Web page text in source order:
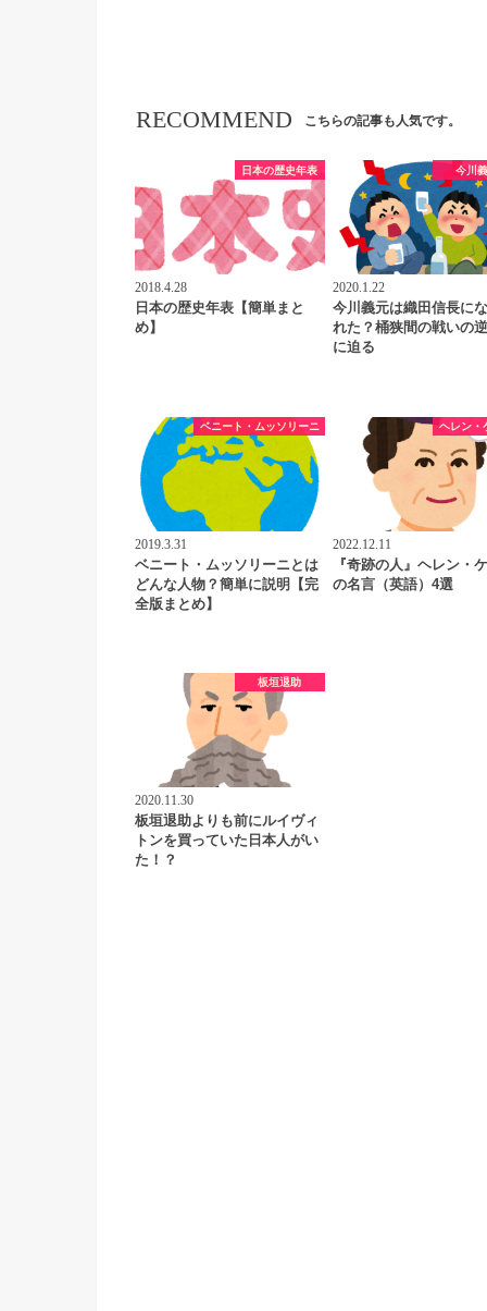
RECOMMEND こちらの記事も人気です。
日本の歴史年表
2018.4.28
日本の歴史年表【簡単まと
め】
今川
2020.1.22
今川義元は織田信長に
れた？桶狭間の戦いの
に迫る
ベニート・ムッソリーニ
2019.3.31
ベニート・ムッソリーニとは
どんな人物？簡単に説明【完
全版まとめ】
ヘレン・
2022.12.11
『奇跡の人』ヘレン・
の名言（英語）4選
板垣退助
2020.11.30
板垣退助よりも前にルイヴィ
トンを買っていた日本人がい
た！？